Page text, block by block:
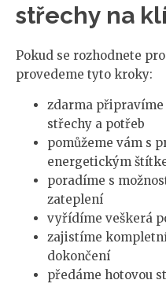
střechy na
Pokud se rozhodnete
provedeme tyto kroky:
zdarma připravíme
střechy a potřeb
pomůžeme vám s
energetickým
poradíme s
zateplení
vyřídíme veškerá
zajistíme
dokončení
předáme hotovou